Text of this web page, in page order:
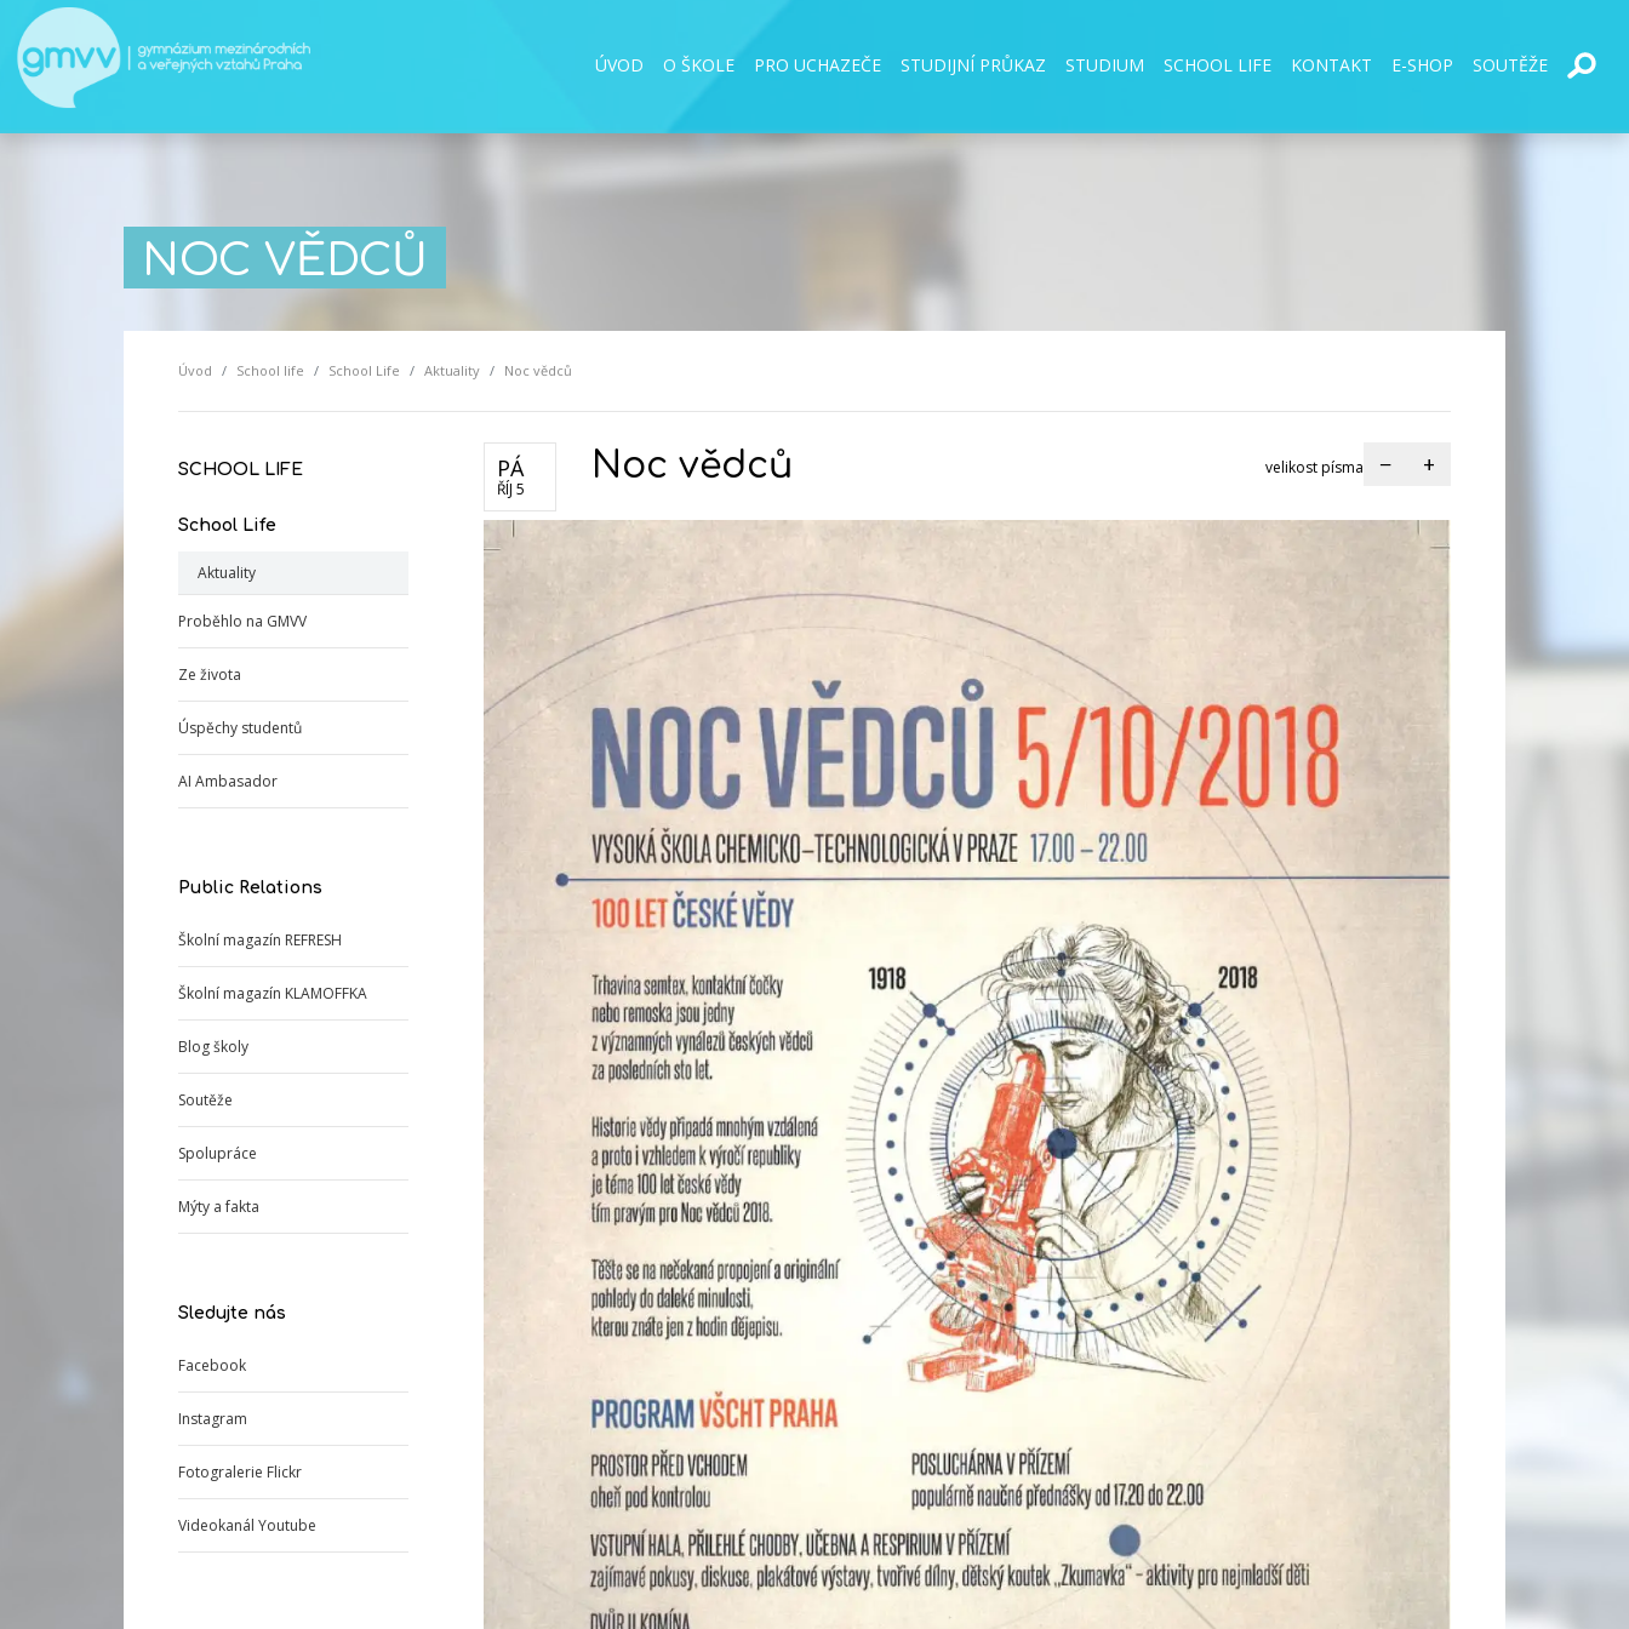
ÚVOD O ŠKOLE PRO UCHAZEČE STUDIJNÍ PRŮKAZ STUDIUM SCHOOL LIFE KONTAKT E-SHOP SOUTĚŽE
NOC VĚDCŮ
Úvod School life School Life Aktuality Noc vědců
SCHOOL LIFE
School Life
Aktuality
Proběhlo na GMVV
Ze života
Úspěchy studentů
AI Ambasador
Public Relations
Školní magazín REFRESH
Školní magazín KLAMOFFKA
Blog školy
Soutěže
Spolupráce
Mýty a fakta
Sledujte nás
Facebook
Instagram
Fotogralerie Flickr
Videokanál Youtube
PÁ
ŘÍJ 5
Noc vědců velikost písma − +